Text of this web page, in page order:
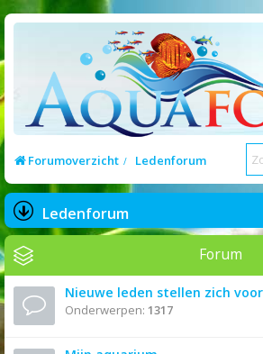
Forumoverzicht Ledenforum
Ledenforum
Forum
Nieuwe leden stellen zich voor
Onderwerpen: 1317